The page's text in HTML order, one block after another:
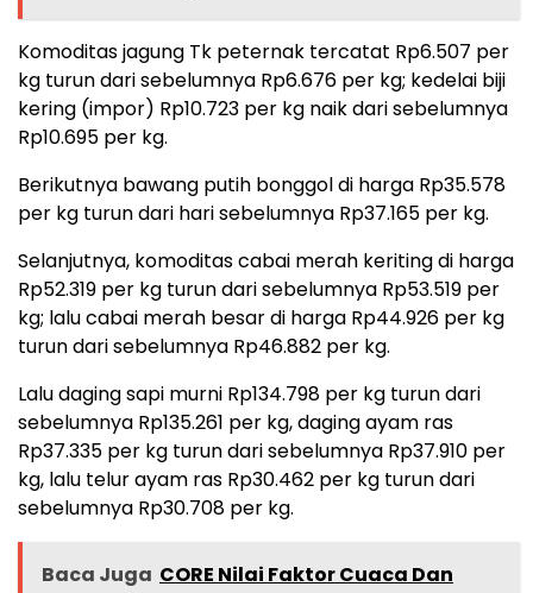
Komoditas jagung Tk peternak tercatat Rp6.507 per
kg turun dari sebelumnya Rp6.676 per kg; kedelai biji
kering (impor) Rp10.723 per kg naik dari sebelumnya
Rp10.695 per kg.
Berikutnya bawang putih bonggol di harga Rp35.578
per kg turun dari hari sebelumnya Rp37.165 per kg.
Selanjutnya, komoditas cabai merah keriting di harga
Rp52.319 per kg turun dari sebelumnya Rp53.519 per
kg; lalu cabai merah besar di harga Rp44.926 per kg
turun dari sebelumnya Rp46.882 per kg.
Lalu daging sapi murni Rp134.798 per kg turun dari
sebelumnya Rp135.261 per kg, daging ayam ras
Rp37.335 per kg turun dari sebelumnya Rp37.910 per
kg, lalu telur ayam ras Rp30.462 per kg turun dari
sebelumnya Rp30.708 per kg.
Baca Juga CORE Nilai Faktor Cuaca Dan